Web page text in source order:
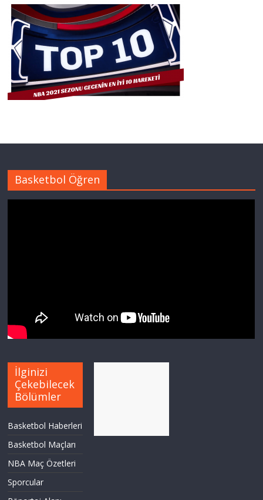
Basketbol Öğren
İlginizi
Çekebilecek
Bölümler
Basketbol Haberleri
Basketbol Maçları
NBA Maç Özetleri
Sporcular